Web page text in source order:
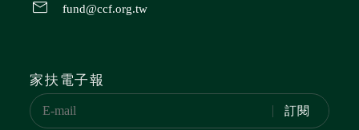
fund@ccf.org.tw
家扶電子報
訂閱